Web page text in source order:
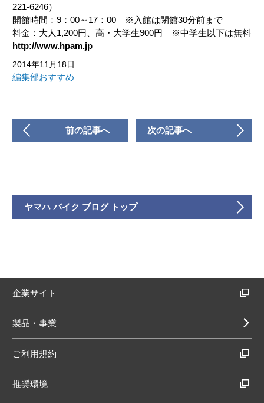
221-6246）
開館時間：9：00～17：00 ※入館は閉館30分前まで
料金：大人1,200円、高・大学生900円 ※中学生以下は無料
http://www.hpam.jp
2014年11月18日
編集部おすすめ
前の記事へ 次の記事へ
ヤマハ バイク ブログ トップ
企業サイト
製品・事業
ご利用規約
推奨環境